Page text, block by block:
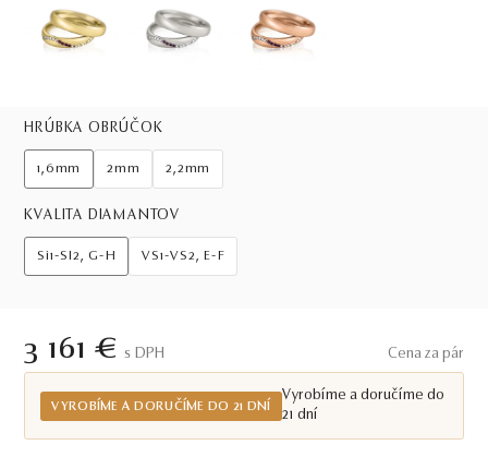
HRÚBKA OBRÚČOK
1,6mm 2mm 2,2mm
KVALITA DIAMANTOV
Si1-SI2, G-H VS1-VS2, E-F
3 161 € S DPH Cena za pár
VYROBÍME A DORUČÍME DO 21 DNÍ
Vyrobíme a doručíme do
21 dní